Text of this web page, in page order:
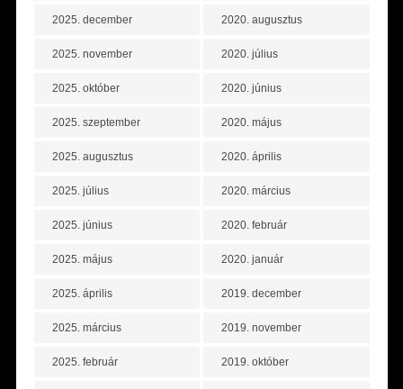
2025. december
2025. november
2025. október
2025. szeptember
2025. augusztus
2025. július
2025. június
2025. május
2025. április
2025. március
2025. február
2020. augusztus
2020. július
2020. június
2020. május
2020. április
2020. március
2020. február
2020. január
2019. december
2019. november
2019. október